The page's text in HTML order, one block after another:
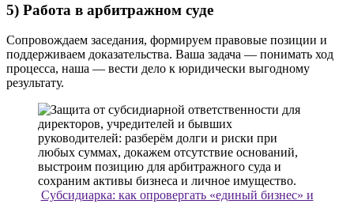
5) Работа в арбитражном суде
Сопровождаем заседания, формируем правовые позиции и
поддерживаем доказательства. Ваша задача — понимать ход
процесса, наша — вести дело к юридически выгодному
результату.
Субсидиарка: как опровергать «единый бизнес» и